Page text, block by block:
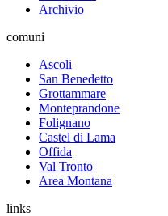
Archivio
comuni
Ascoli
San Benedetto
Grottammare
Monteprandone
Folignano
Castel di Lama
Offida
Val Tronto
Area Montana
links